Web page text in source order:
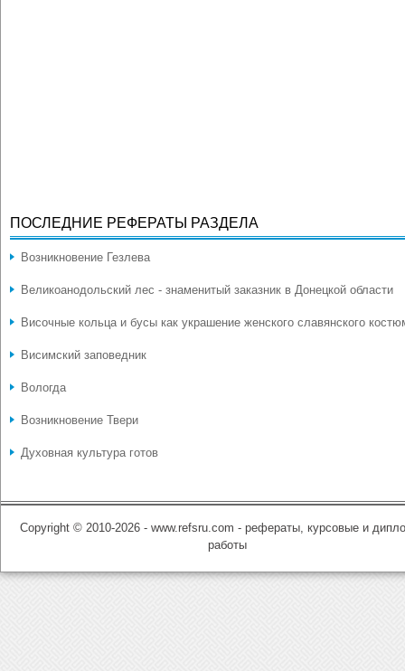
ПОСЛЕДНИЕ РЕФЕРАТЫ РАЗДЕЛА
Возникновение Гезлева
Великоанодольский лес - знаменитый заказник в Донецкой области
Височные кольца и бусы как украшение женского славянского
Висимский заповедник
Вологда
Возникновение Твери
Духовная культура готов
Copyright © 2010-2026 - www.refsru.com - рефераты, курсовые и
работы